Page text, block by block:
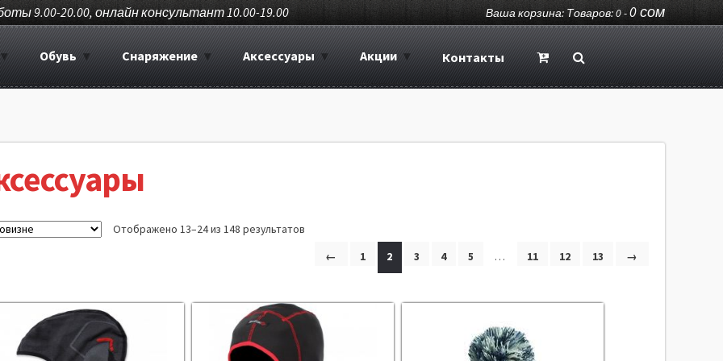
9.00-20.00, онлайн консультант 10.00-19.00 Ваша корзина: Товаров: 0 -0сом
Обувь Снаряжение Аксессуары Акции Контакты
Отображено 13–24 из 148 результатов
← 1 2 3 4 5 … 11 12 13 →